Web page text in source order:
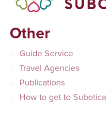
Other
Guide Service
Travel Agencies
Publications
How to get to Subotica